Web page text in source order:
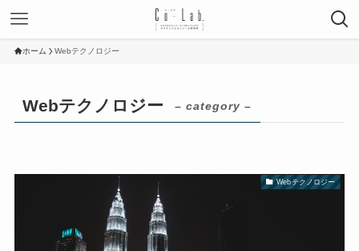
ホーム Webテクノロジー
Webテクノロジー – category –
Webテクノロジー